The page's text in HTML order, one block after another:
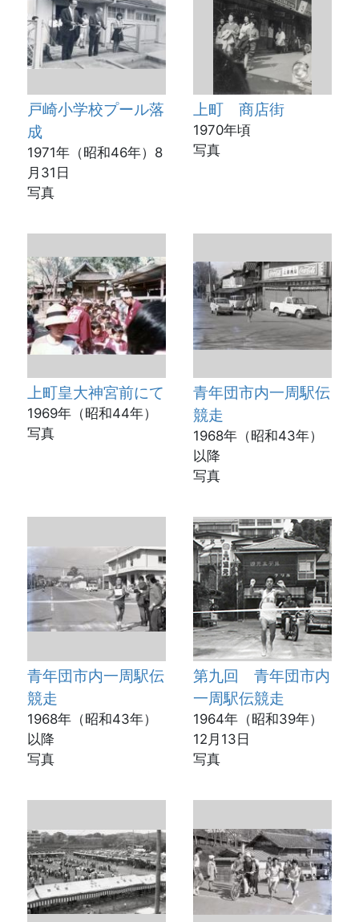
戸崎小学校プール落
成
1971年（昭和46年）8
月31日
写真
上町 商店街
1970年頃
写真
上町皇大神宮前にて
1969年（昭和44年）
写真
青年団市内一周駅伝
競走
1968年（昭和43年）
以降
写真
青年団市内一周駅伝
競走
1968年（昭和43年）
以降
写真
第九回 青年団市内
一周駅伝競走
1964年（昭和39年）
12月13日
写真